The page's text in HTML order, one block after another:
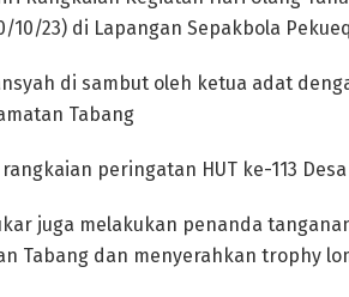
10/23) di Lapangan Sepakbola
di sambut oleh ketua adat
Tabang
peringatan HUT ke-113
juga melakukan penanda
Tabang dan menyerahkan trophy